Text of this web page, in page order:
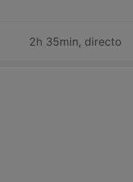
2h 35min, directo